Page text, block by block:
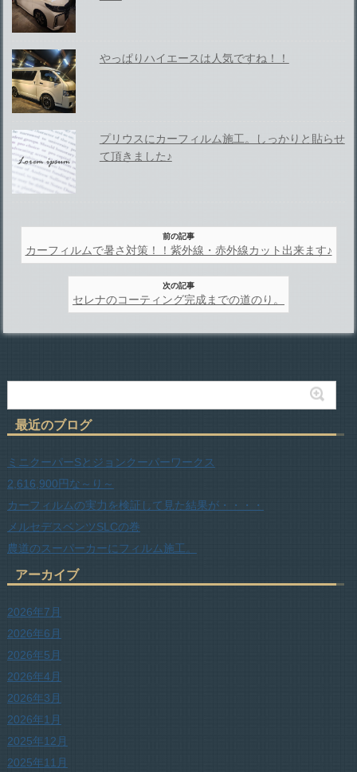
やっぱりハイエースは人気ですね！！
プリウスにカーフィルム施工。しっかりと貼らせ
て頂きました♪
前の記事
カーフィルムで暑さ対策！！紫外線・赤外線カット出来ます♪
次の記事
セレナのコーティング完成までの道のり。
最近のブログ
ミニクーパーSとジョンクーパーワークス
2,616,900円な～り～
カーフィルムの実力を検証して見た結果が・・・・
メルセデスベンツSLCの巻
農道のスーパーカーにフィルム施工。
アーカイブ
2026年7月
2026年6月
2026年5月
2026年4月
2026年3月
2026年1月
2025年12月
2025年11月